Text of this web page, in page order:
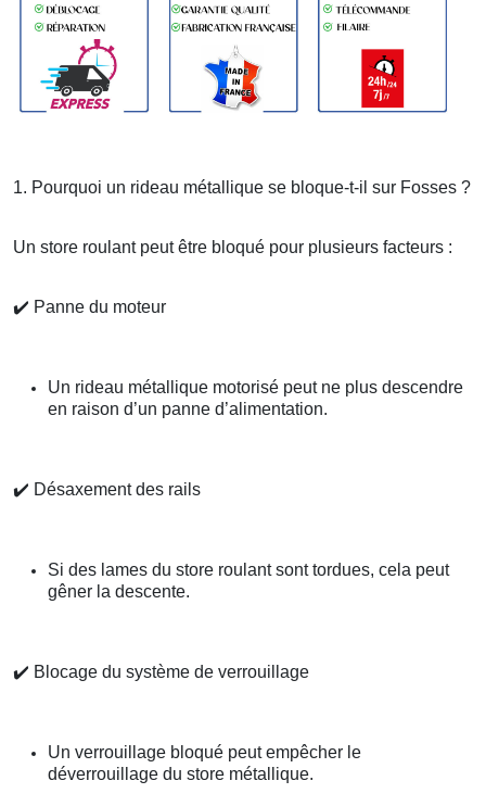
1. Pourquoi un rideau métallique se bloque-t-il sur Fosses ?
Un store roulant peut être bloqué pour plusieurs facteurs :
✔️ Panne du moteur
Un rideau métallique motorisé peut ne plus descendre
en raison d’un panne d’alimentation.
✔️ Désaxement des rails
Si des lames du store roulant sont tordues, cela peut
gêner la descente.
✔️ Blocage du système de verrouillage
Un verrouillage bloqué peut empêcher le
déverrouillage du store métallique.